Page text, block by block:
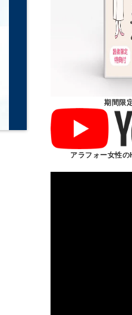
期間限
アラフォー女性